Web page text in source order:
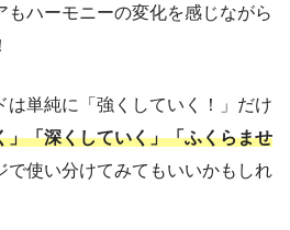
もハーモニーの変化を感じながら
は単純に「強くしていく！」だけ
」「深くしていく」「ふくらませ
で使い分けてみてもいいかもしれ